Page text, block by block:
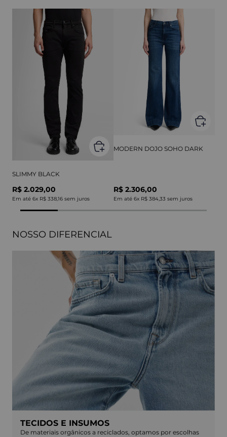
SLIMMY BLACK
R$ 2.029,00
Em até 6x R$ 338,16 sem juros
MODERN DOJO SOHO DARK
R$ 2.306,00
Em até 6x R$ 384,33 sem juros
NOSSO DIFERENCIAL
TECIDOS E INSUMOS
De materiais orgânicos a reciclados, optamos por escolhas